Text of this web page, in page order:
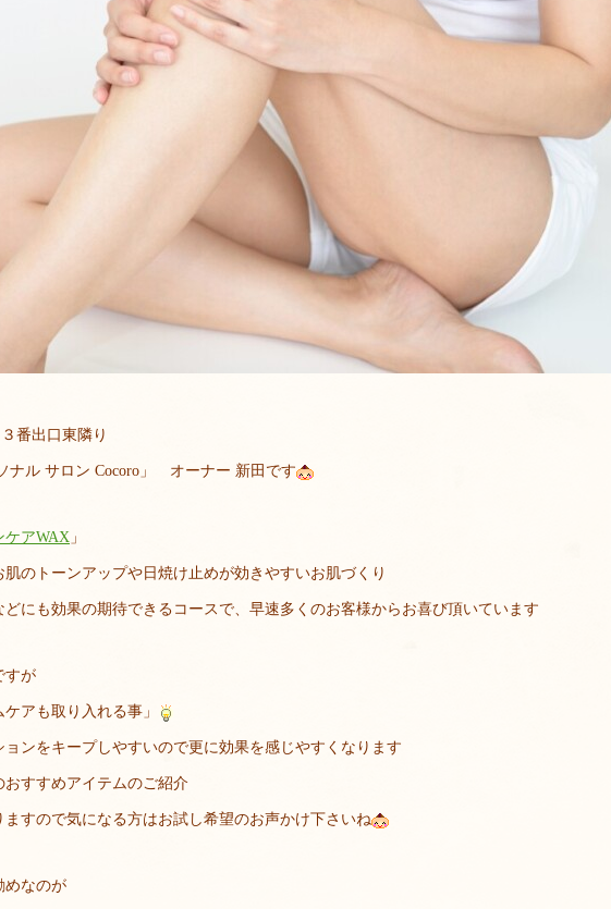
番出口東隣り
ナル サロン Cocoro」 オーナー 新田です
ケアWAX 」
のトーンアップや日焼け止めが効きやすいお肌づくり
にも効果の期待できるコースで、早速多くのお客様からお喜び頂いています
すが
アも取り入れる事」
ンをキープしやすいので更に効果を感じやすくなります
すすめアイテムのご紹介
すので気になる方はお試し希望のお声かけ下さいね
めなのが